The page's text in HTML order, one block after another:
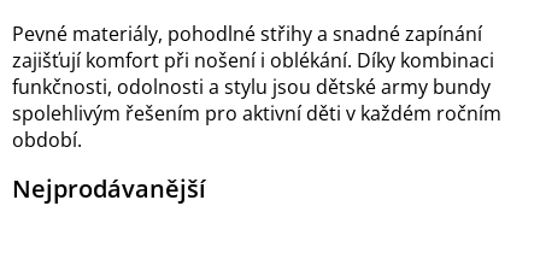
Pevné materiály, pohodlné střihy a snadné zapínání
zajišťují komfort při nošení i oblékání. Díky kombinaci
funkčnosti, odolnosti a stylu jsou dětské army bundy
spolehlivým řešením pro aktivní děti v každém ročním
období.
Nejprodávanější